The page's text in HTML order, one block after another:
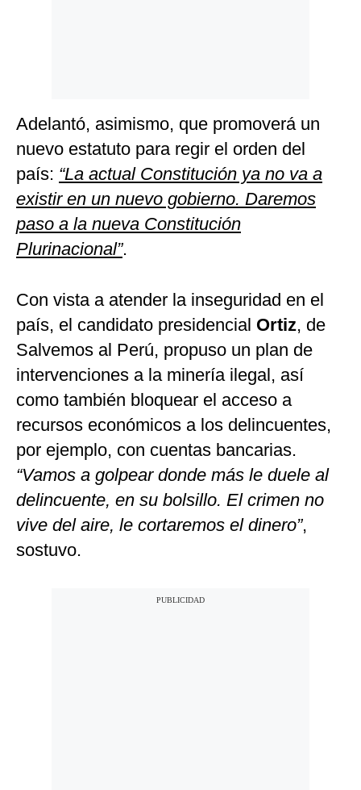
Adelantó, asimismo, que promoverá un
nuevo estatuto para regir el orden del
país: “La actual Constitución ya no va a
existir en un nuevo gobierno. Daremos
paso a la nueva Constitución
Plurinacional”.
Con vista a atender la inseguridad en el
país, el candidato presidencial Ortiz, de
Salvemos al Perú, propuso un plan de
intervenciones a la minería ilegal, así
como también bloquear el acceso a
recursos económicos a los delincuentes,
por ejemplo, con cuentas bancarias.
“Vamos a golpear donde más le duele al
delincuente, en su bolsillo. El crimen no
vive del aire, le cortaremos el dinero”,
sostuvo.